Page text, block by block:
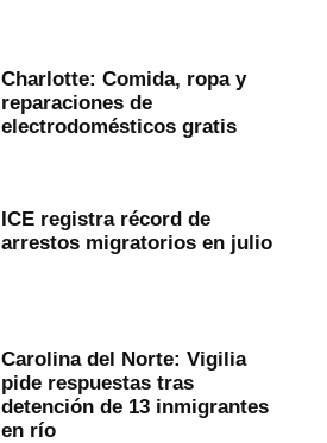
Charlotte: Comida, ropa y
reparaciones de
electrodomésticos gratis
ICE registra récord de
arrestos migratorios en julio
Carolina del Norte: Vigilia
pide respuestas tras
detención de 13 inmigrantes
en río